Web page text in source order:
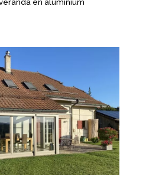
en aluminium